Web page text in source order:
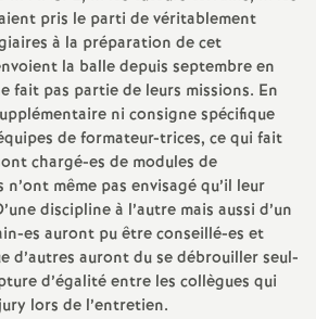
pris le parti de véritablement
à la préparation de cet
la balle depuis septembre en
fait pas partie de leurs missions. En
ni consigne spécifique
de formateur-trices, ce qui fait
chargé-es de modules de
même pas envisagé qu’il leur
discipline à l’autre mais aussi d’un
es auront pu être conseillé-es et
d’autres auront du se débrouiller seul-
d’égalité entre les collègues qui
lors de l’entretien.